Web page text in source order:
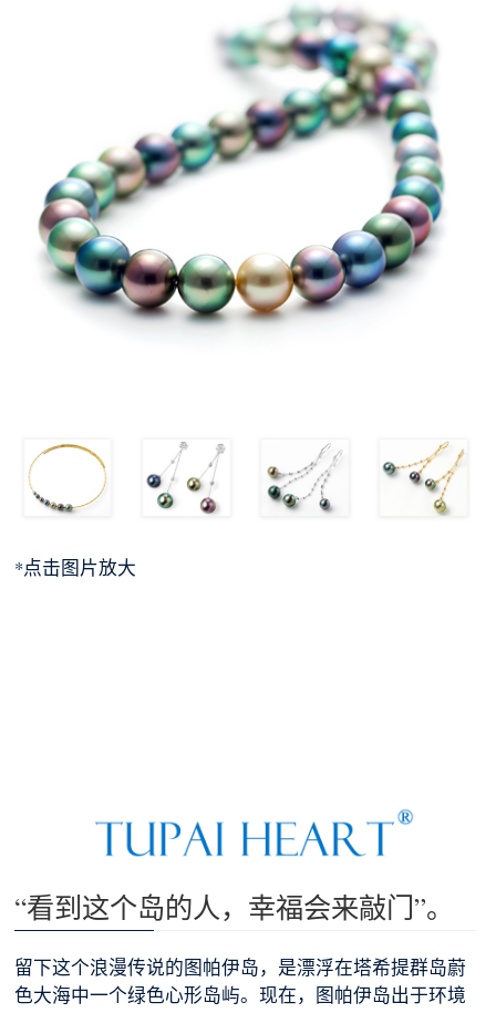
*点击图片放大
“看到这个岛的人，幸福会来敲门”。
留下这个浪漫传说的图帕伊岛，是漂浮在塔希提群岛蔚
色大海中一个绿色心形岛屿。现在，图帕伊岛出于环境